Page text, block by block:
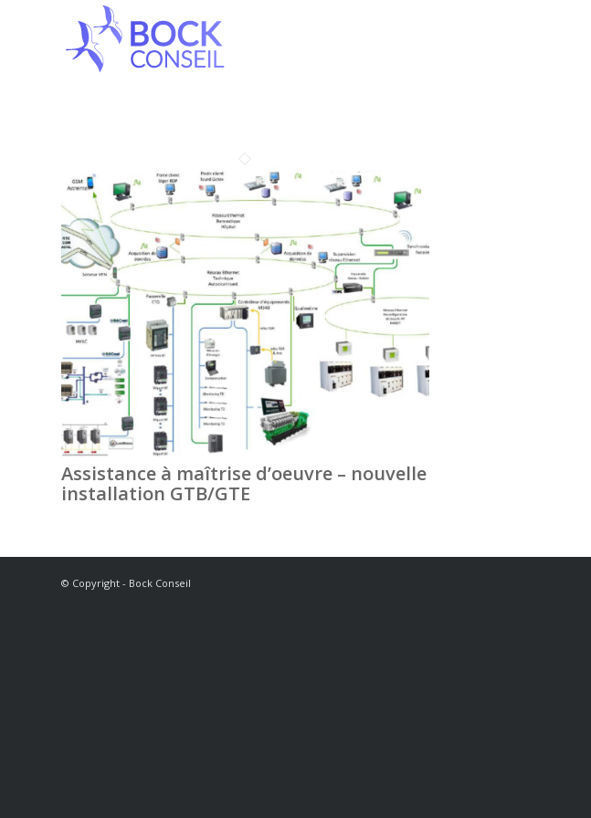
Assistance à maîtrise d’oeuvre – nouvelle
installation GTB/GTE
© Copyright - Bock Conseil